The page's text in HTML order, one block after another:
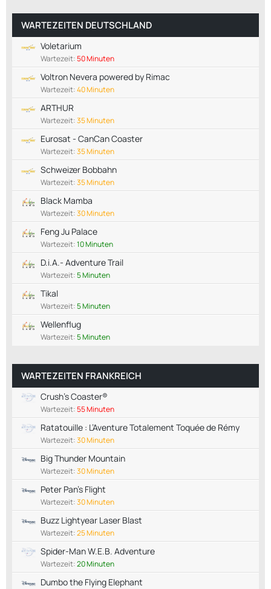
WARTEZEITEN DEUTSCHLAND
Voletarium
Wartezeit:50 Minuten
Voltron Nevera powered by Rimac
Wartezeit:40 Minuten
ARTHUR
Wartezeit:35 Minuten
Eurosat - CanCan Coaster
Wartezeit:35 Minuten
Schweizer Bobbahn
Wartezeit:35 Minuten
Black Mamba
Wartezeit:30 Minuten
Feng Ju Palace
Wartezeit:10 Minuten
D.i.A.- Adventure Trail
Wartezeit:5 Minuten
Tikal
Wartezeit:5 Minuten
Wellenflug
Wartezeit:5 Minuten
WARTEZEITEN FRANKREICH
Crush's Coaster®
Wartezeit:55 Minuten
Ratatouille : L’Aventure Totalement Toquée de Rémy
Wartezeit:30 Minuten
Big Thunder Mountain
Wartezeit:30 Minuten
Peter Pan's Flight
Wartezeit:30 Minuten
Buzz Lightyear Laser Blast
Wartezeit:25 Minuten
Spider-Man W.E.B. Adventure
Wartezeit:20 Minuten
Dumbo the Flying Elephant